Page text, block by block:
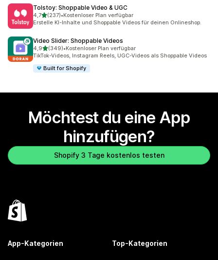
Tolstoy: Shoppable Video & UGC
4,7von 5 Sternen
(237)
237 Rezensionen insgesamt
•Kostenloser Plan verfügbar
Erstelle KI-Inhalte und Shoppable Videos für deinen Onlineshop.
Video Slider: Shoppable Videos
4,9von 5 Sternen
(349)
349 Rezensionen insgesamt
•Kostenloser Plan verfügbar
TikTok-Videos, Instagram Reels, UGC-Videos als Shoppable Videos
Built for Shopify
Möchtest du eine App
hinzufügen?
Shopify 3 Tage kostenlos testen
App-Kategorien Top-Kategorien